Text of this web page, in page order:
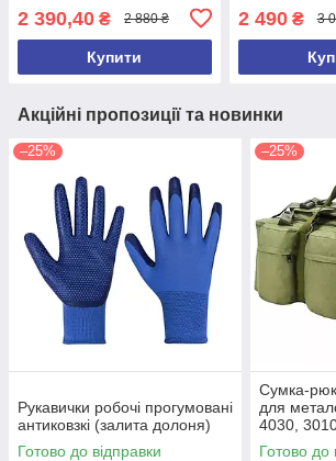
2 390,40 ₴ 2 880 ₴
Купити
2 490₴ 3
Акційні пропозиції та новинки
–25%
Рукавички робочі прогумовані
антиковзкі (залита долоня)
Готово до відправки
–25%
Сумка-
для
4030,
(ємність
Готово до